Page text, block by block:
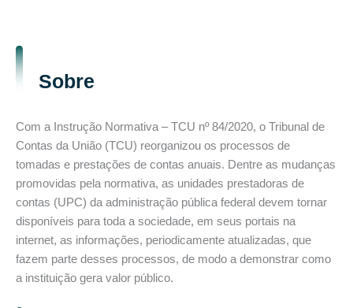
Sobre
Com a Instrução Normativa – TCU nº 84/2020, o Tribunal de
Contas da União (TCU) reorganizou os processos de
tomadas e prestações de contas anuais. Dentre as mudanças
promovidas pela normativa, as unidades prestadoras de
contas (UPC) da administração pública federal devem tornar
disponíveis para toda a sociedade, em seus portais na
internet, as informações, periodicamente atualizadas, que
fazem parte desses processos, de modo a demonstrar como
a instituição gera valor público.